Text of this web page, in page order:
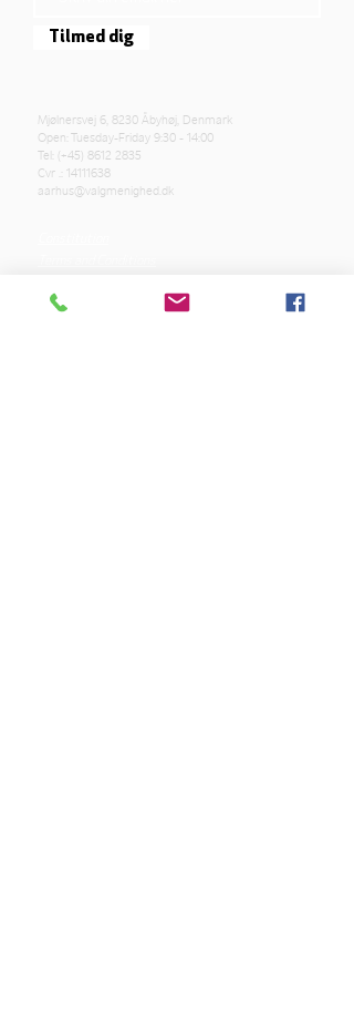
Tilmed dig
Mjølnersvej 6, 8230 Åbyhøj, Denmark
Open: Tuesday-Friday 9:30 - 14:00
Tel: (+45) 8612 2835
Cvr .: 14111638
aarhus@valgmenighed.dk